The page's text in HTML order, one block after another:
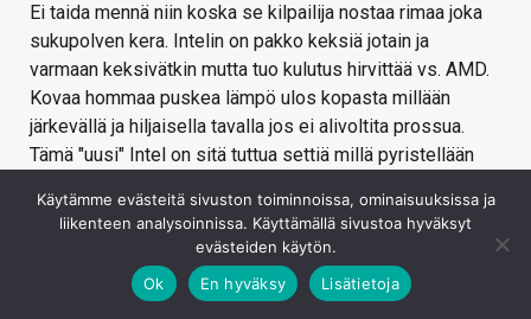
Ei taida mennä niin koska se kilpailija nostaa rimaa joka
sukupolven kera. Intelin on pakko keksiä jotain ja
varmaan keksivätkin mutta tuo kulutus hirvittää vs. AMD.
Kovaa hommaa puskea lämpö ulos kopasta millään
järkevällä ja hiljaisella tavalla jos ei alivoltita prossua.
Tämä "uusi" Intel on sitä tuttua settiä millä pyristellään
millä hyvänsä.
Kirjaudu sisään vastataksesi
Käytämme evästeitä sivuston toiminnoissa, ominaisuuksissa ja
liikenteen analysoinnissa. Käyttämällä sivustoa hyväksyt
evästeiden käytön.
Ok
En hyväksy Lisätietoja